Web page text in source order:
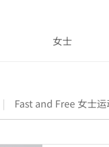
女士
| Fast and Free 女士